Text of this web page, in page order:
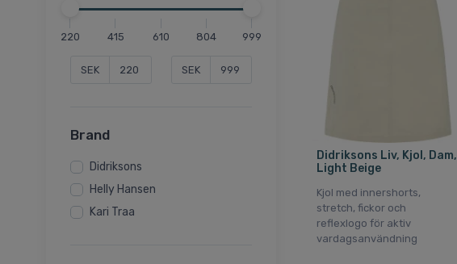
220 415 610 804 999
SEK SEK
Brand
Didriksons
Helly Hansen
Kari Traa
Didriksons Liv, Kjol, Dam,
Light Beige
Kjol med innershorts,
stretch, fickor och
reflexlogo för aktiv
vardagsanvändning